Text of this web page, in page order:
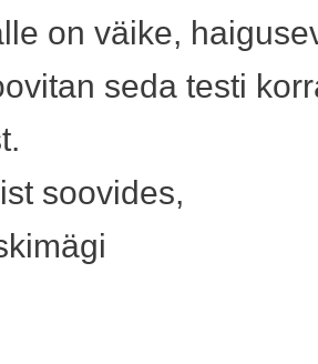
on väike,
seda testi
soovides,